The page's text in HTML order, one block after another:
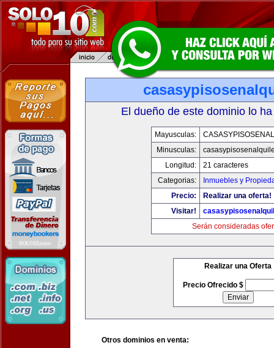
El dueño de este dominio lo
Mayusculas:
Minusculas:
Longitud:
21 caracteres
Categorias:
Inmuebles y
Precio:
Realizar una oferta!
Visitar!
Serán consideradas
Realizar una Oferta
Precio Ofrecido $
Otros dominios en venta: